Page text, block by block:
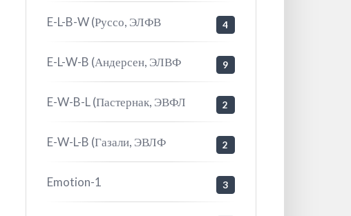
E-L-B-W (Руссо, ЭЛФВ 4
E-L-W-B (Андерсен, ЭЛВФ 9
E-W-B-L (Пастернак, ЭВФЛ 2
E-W-L-B (Газали, ЭВЛФ 2
Emotion-1 3